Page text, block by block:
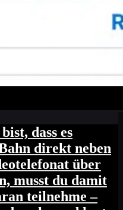
dass es
direkt neben
über
musst du damit
teilnehme –